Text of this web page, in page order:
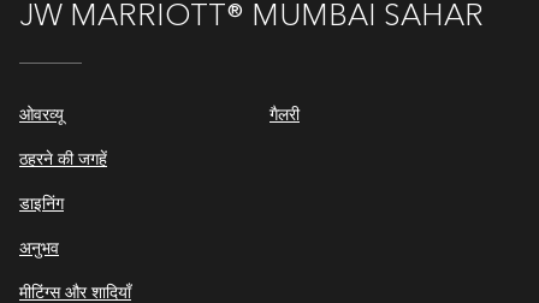
JW MARRIOTT® MUMBAI SAHAR
ओवरव्यू
ठहरने की जगहें
डाइनिंग
अनुभव
मीटिंग्स और शादियाँ
गैलरी